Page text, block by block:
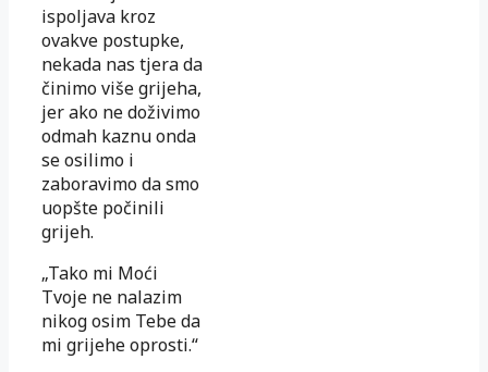
ispoljava kroz
ovakve postupke,
nekada nas tjera da
činimo više grijeha,
jer ako ne doživimo
odmah kaznu onda
se osilimo i
zaboravimo da smo
uopšte počinili
grijeh.
„Tako mi Moći
Tvoje ne nalazim
nikog osim Tebe da
mi grijehe oprosti.“